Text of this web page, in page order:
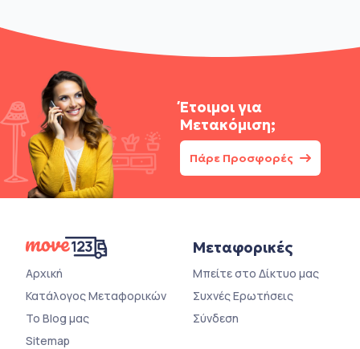
Έτοιμοι για
Μετακόμιση;
Πάρε Προσφορές
Αρχική
Κατάλογος Μεταφορικών
Το Blog μας
Sitemap
Μεταφορικές
Μπείτε στο Δίκτυο μας
Συχνές Ερωτήσεις
Σύνδεση